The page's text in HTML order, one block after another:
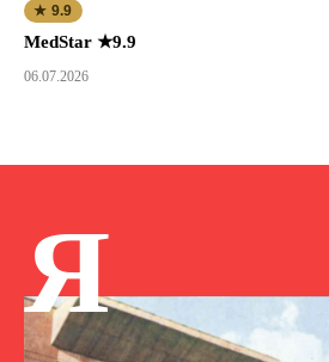
★ 9.9
MedStar ★9.9
06.07.2026
Я